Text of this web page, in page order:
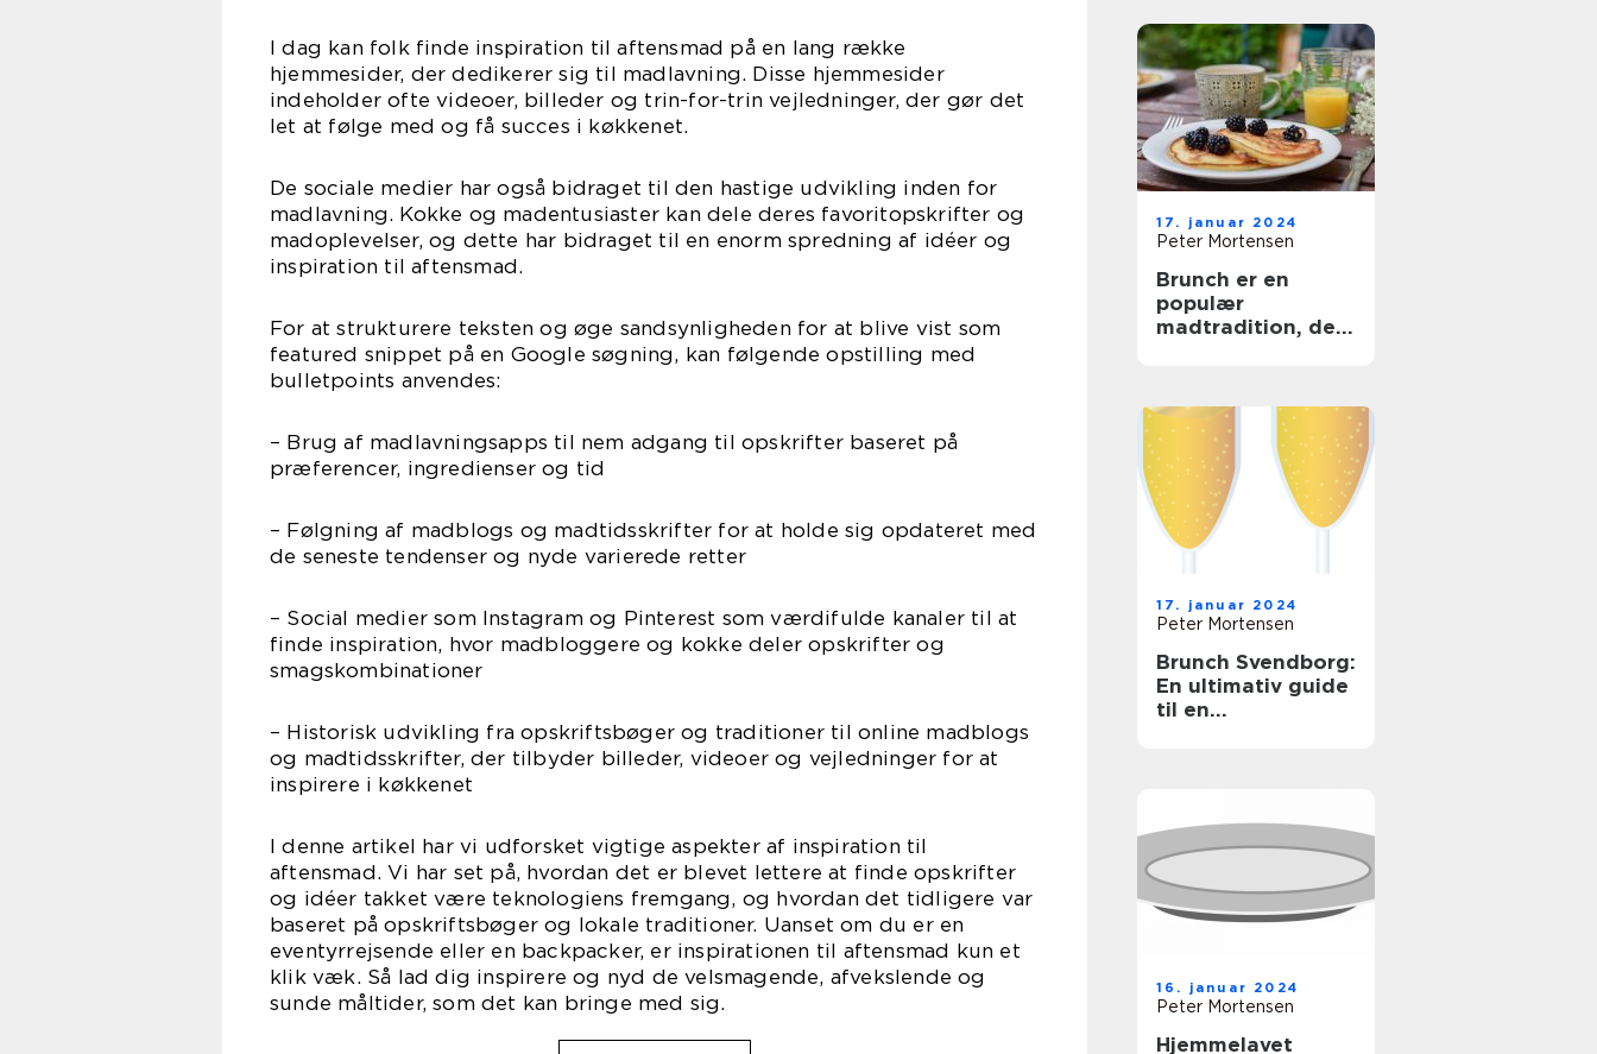
I dag kan folk finde inspiration til aftensmad på en lang række
hjemmesider, der dedikerer sig til madlavning. Disse hjemmesider
indeholder ofte videoer, billeder og trin-for-trin vejledninger, der gør det
let at følge med og få succes i køkkenet.
De sociale medier har også bidraget til den hastige udvikling inden for
madlavning. Kokke og madentusiaster kan dele deres favoritopskrifter og
madoplevelser, og dette har bidraget til en enorm spredning af idéer og
inspiration til aftensmad.
For at strukturere teksten og øge sandsynligheden for at blive vist som
featured snippet på en Google søgning, kan følgende opstilling med
bulletpoints anvendes:
– Brug af madlavningsapps til nem adgang til opskrifter baseret på
præferencer, ingredienser og tid
– Følgning af madblogs og madtidsskrifter for at holde sig opdateret med
de seneste tendenser og nyde varierede retter
– Social medier som Instagram og Pinterest som værdifulde kanaler til at
finde inspiration, hvor madbloggere og kokke deler opskrifter og
smagskombinationer
– Historisk udvikling fra opskriftsbøger og traditioner til online madblogs
og madtidsskrifter, der tilbyder billeder, videoer og vejledninger for at
inspirere i køkkenet
I denne artikel har vi udforsket vigtige aspekter af inspiration til
aftensmad. Vi har set på, hvordan det er blevet lettere at finde opskrifter
og idéer takket være teknologiens fremgang, og hvordan det tidligere var
baseret på opskriftsbøger og lokale traditioner. Uanset om du er en
eventyrrejsende eller en backpacker, er inspirationen til aftensmad kun et
klik væk. Så lad dig inspirere og nyd de velsmagende, afvekslende og
sunde måltider, som det kan bringe med sig.
17. januar 2024
Peter Mortensen
Brunch er en
populær
madtradition, der
frokost og giver
folk mulighed for
at nyde en lækker
og afslappet
spiseoplevelse
17. januar 2024
Peter Mortensen
Brunch Svendborg:
En ultimativ guide
til en
16. januar 2024
Peter Mortensen
Hjemmelavet